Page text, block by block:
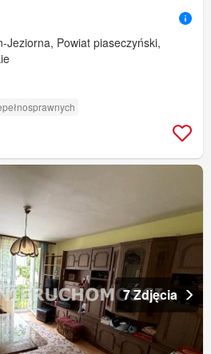
Jeziorna, Powiat piaseczyński,
7 Zdjęcia